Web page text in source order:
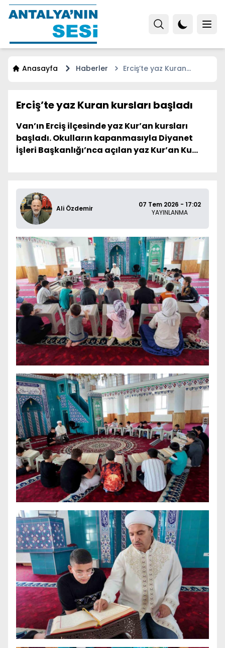
Anasayfa Haberler
Erciş’te yaz Kuran
Erciş’te yaz Kuran kursları başladı
Van’ın Erciş ilçesinde yaz Kur’an kursları
başladı. Okulların kapanmasıyla Diyanet
İşleri Başkanlığı’nca açılan yaz Kur’an Ku...
Ali Özdemir
07 Tem 2026 - 17:02
YAYINLANMA